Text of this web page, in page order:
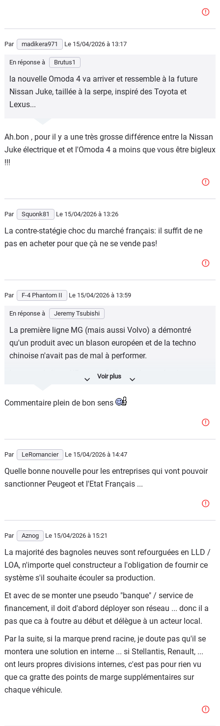
Par madikera971 Le 15/04/2026 à 13:17
En réponse à Brutus1
la nouvelle Omoda 4 va arriver et ressemble à la future
Nissan Juke, taillée à la serpe, inspiré des Toyota et
Lexus...
Ah.bon , pour il y a une très grosse différence entre la Nissan
Juke électrique et et l'Omoda 4 a moins que vous être bigleux
!!!
Par Squonk81 Le 15/04/2026 à 13:26
La contre-statégie choc du marché français: il suffit de ne
pas en acheter pour que çà ne se vende pas!
Par F-4 Phantom II Le 15/04/2026 à 13:59
En réponse à Jeremy Tsubishi
La première ligne MG (mais aussi Volvo) a démontré
qu'un produit avec un blason européen et de la techno
chinoise n'avait pas de mal à performer.
La seconde ligne XPeng ou BYD on démontré qu'une auto
n'avait pas de barrière intellectuelle à franchir pour être
Geely ferme donc le rang avec un maintreseam/coeur de
marché avec un blason ouvertement chinois: la boucle est
bouclée
On démontre une capacité à faire vivre un label historique
à répondre à une pression économique et réglementaire:
bravo
Et j'ajouterai que l'on avance en bienveillance en précisant
que l'on va recruter du travailleur en Europe et produire
local.
Le soft power en action...
Pendant ce temps, d'autres conçoivent en Inde, assemble
en Afrique et revendent à prix d'or avec des produits
financiers honteux des véhicules de basse qualité en
demandant un maximum d'aides locales et d'appuis
politiques...tout en étant sous capitaux basés en paradis
fiscaux...bref
Commentaire plein de bon sens
Par LeRomancier Le 15/04/2026 à 14:47
Quelle bonne nouvelle pour les entreprises qui vont pouvoir
sanctionner Peugeot et l'Etat Français ...
Par Aznog Le 15/04/2026 à 15:21
La majorité des bagnoles neuves sont refourguées en LLD /
LOA, n'importe quel constructeur a l'obligation de fournir ce
système s'il souhaite écouler sa production.
Et avec de se monter une pseudo "banque" / service de
financement, il doit d'abord déployer son réseau ... donc il a
pas que ca à foutre au début et délègue à un acteur local.
Par la suite, si la marque prend racine, je doute pas qu'il se
montera une solution en interne ... si Stellantis, Renault, ...
ont leurs propres divisions internes, c'est pas pour rien vu
que ca gratte des points de marge supplémentaires sur
chaque véhicule.